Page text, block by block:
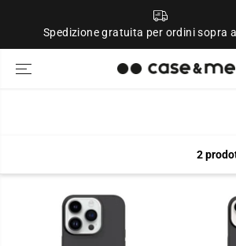
Spedizione gratuita per ordini sopra
2